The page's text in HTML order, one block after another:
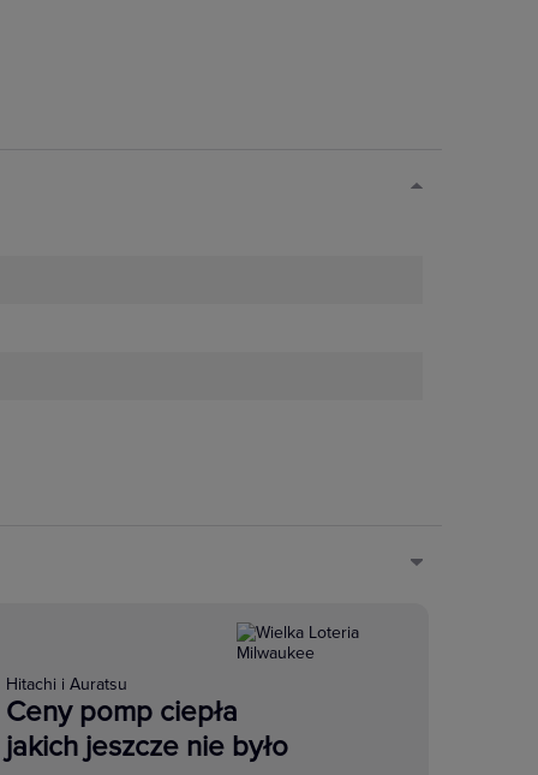
Hitachi i Auratsu
Ceny pomp ciepła
jakich jeszcze nie było